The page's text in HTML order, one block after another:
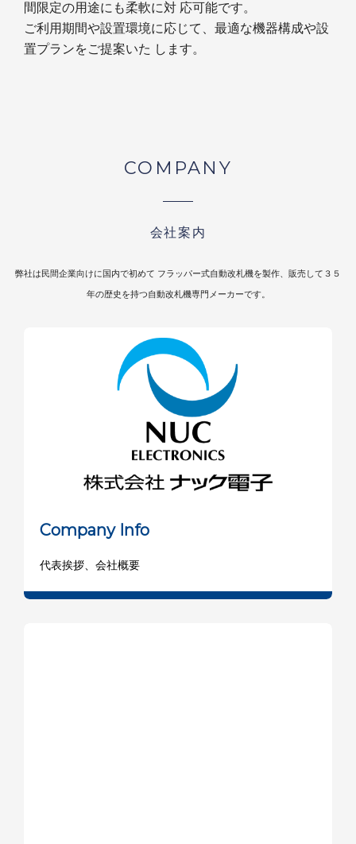
間限定の用途にも柔軟に対 応可能です。
ご利用期間や設置環境に応じて、最適な機器構成や設
置プランをご提案いた します。
COMPANY
会社案内
弊社は民間企業向けに国内で初めて フラッパー式自動改札機を製作、 販売して３５
年の歴史を持つ自動改札機専門メーカーです。
Company Info
代表挨拶、会社概要